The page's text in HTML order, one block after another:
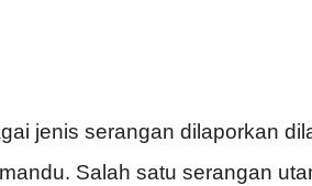
jenis serangan dilaporkan
Salah satu serangan